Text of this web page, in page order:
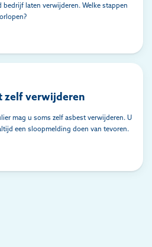
bedrijf laten verwijderen. Welke stappen
zelf verwijderen
mag u soms zelf asbest verwijderen. U
een sloopmelding doen van tevoren.